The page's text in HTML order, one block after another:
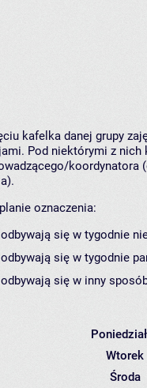
kafelka danej grupy
Pod niektórymi z nich
koordynatora
oznaczenia:
się w tygodnie
się w tygodnie
się w inny
Wtorek
Środa